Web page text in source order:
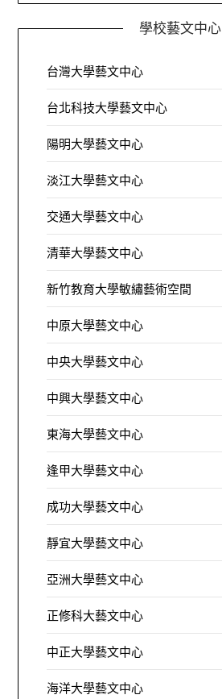
學校藝文中心
台灣大學藝文中心
台北科技大學藝文中心
陽明大學藝文中心
淡江大學藝文中心
交通大學藝文中心
清華大學藝文中心
新竹教育大學敏繡藝術空間
中原大學藝文中心
中央大學藝文中心
中興大學藝文中心
東海大學藝文中心
逢甲大學藝文中心
成功大學藝文中心
靜宜大學藝文中心
亞洲大學藝文中心
正修科大藝文中心
中正大學藝文中心
海洋大學藝文中心